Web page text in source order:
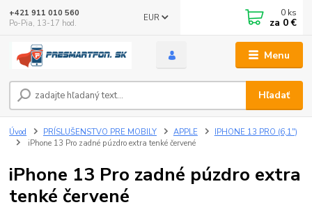
Menu
EUR
Hľadať
+421 911 010 560
Po-Pia, 13-17 hod.
0 ks
za 0 €
Úvod PRÍSLUŠENSTVO PRE MOBILY APPLE
IPHONE 13 PRO (6,1")
iPhone 13 Pro zadné púzdro extra tenké červené
iPhone 13 Pro zadné púzdro extra
tenké červené